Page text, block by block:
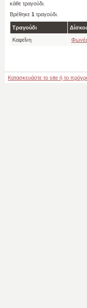
κάθε τραγούδι.
Βρέθηκε 1 τραγούδι.
Τραγούδι
Καφεΐνη
Κατασκευάστε το site ή το